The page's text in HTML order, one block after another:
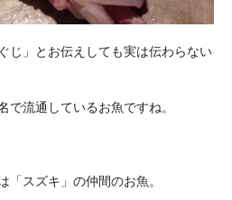
じ」とお伝えしても実は伝わらない
で流通しているお魚ですね。
「スズキ」の仲間のお魚。